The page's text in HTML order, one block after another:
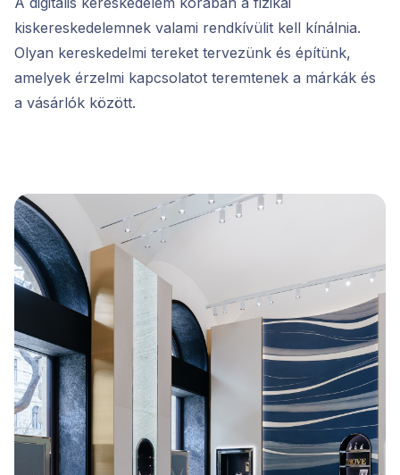
kiskereskedelemnek valami rendkívülit kell kínálnia.
Olyan kereskedelmi tereket tervezünk és építünk,
amelyek érzelmi kapcsolatot teremtenek a márkák és
a vásárlók között.